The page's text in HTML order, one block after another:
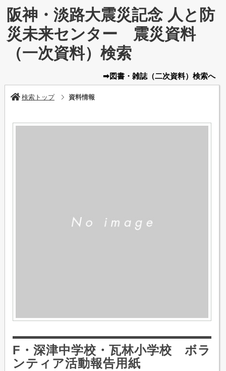
阪神・淡路大震災記念 人と防
災未来センター 震災資料
（一次資料）検索
➡図書・雑誌（二次資料） 検索へ
検索トップ 資料情報
F・深津中学校・瓦林小学校 ボラ
ンティア活動報告用紙